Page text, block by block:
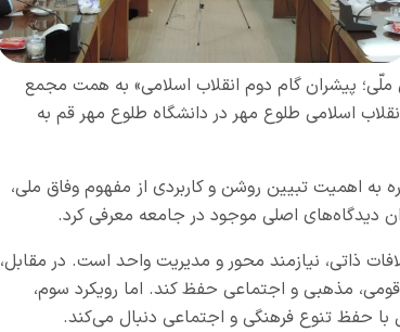
پیشران گام دوم انقلاب اسلامی» به همت مجمع
اسلامی طلوع مهر در دانشگاه طلوع مهر قم به
به اهمیت تبیین روشن و کاربردی از مفهوم وفاق ملی،
دیدگاه‌های اصلی موجود در جامعه معرفی کرد.
ذاتی، نیازمند محور و مدیریت واحد است. در مقابل،
قومی، مذهبی و اجتماعی حفظ کند. اما رویکرد سوم،
با حفظ تنوع فرهنگی و اجتماعی دنبال می‌کند.